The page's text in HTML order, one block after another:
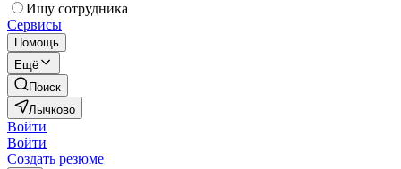
Ищу сотрудника
Сервисы
Помощь
Ещё
Поиск
Лычково
Войти
Войти
Создать резюме